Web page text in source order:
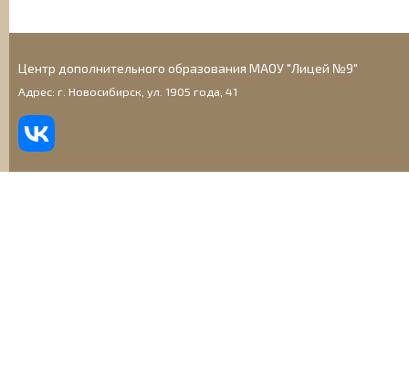
Центр дополнительного образования МАОУ "Лицей №9"
Адрес: г. Новосибирск, ул. 1905 года, 41